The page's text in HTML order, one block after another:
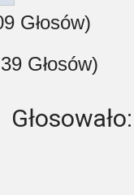
Głosów)
Głosów)